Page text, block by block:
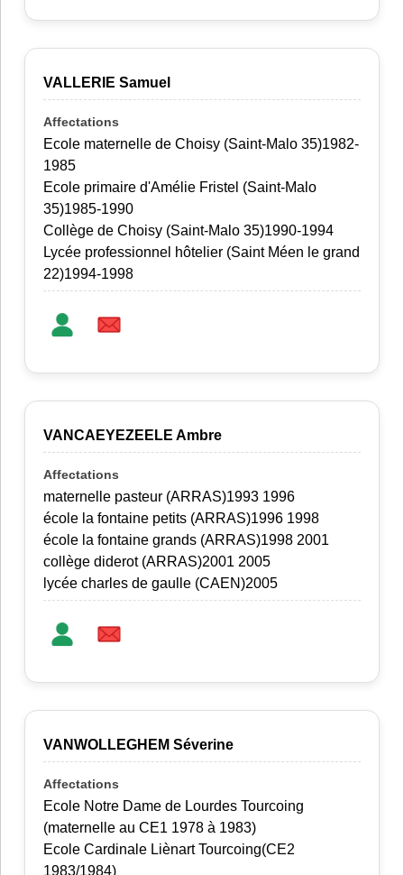
VALLERIE Samuel
Ecole maternelle de Choisy (Saint-Malo 35)1982-
1985
Ecole primaire d'Amélie Fristel (Saint-Malo
35)1985-1990
Collège de Choisy (Saint-Malo 35)1990-1994
Lycée professionnel hôtelier (Saint Méen le grand
22)1994-1998
VANCAEYEZEELE Ambre
maternelle pasteur (ARRAS)1993 1996
école la fontaine petits (ARRAS)1996 1998
école la fontaine grands (ARRAS)1998 2001
collège diderot (ARRAS)2001 2005
lycée charles de gaulle (CAEN)2005
VANWOLLEGHEM Séverine
Ecole Notre Dame de Lourdes Tourcoing
(maternelle au CE1 1978 à 1983)
Ecole Cardinale Liènart Tourcoing(CE2
1983/1984)